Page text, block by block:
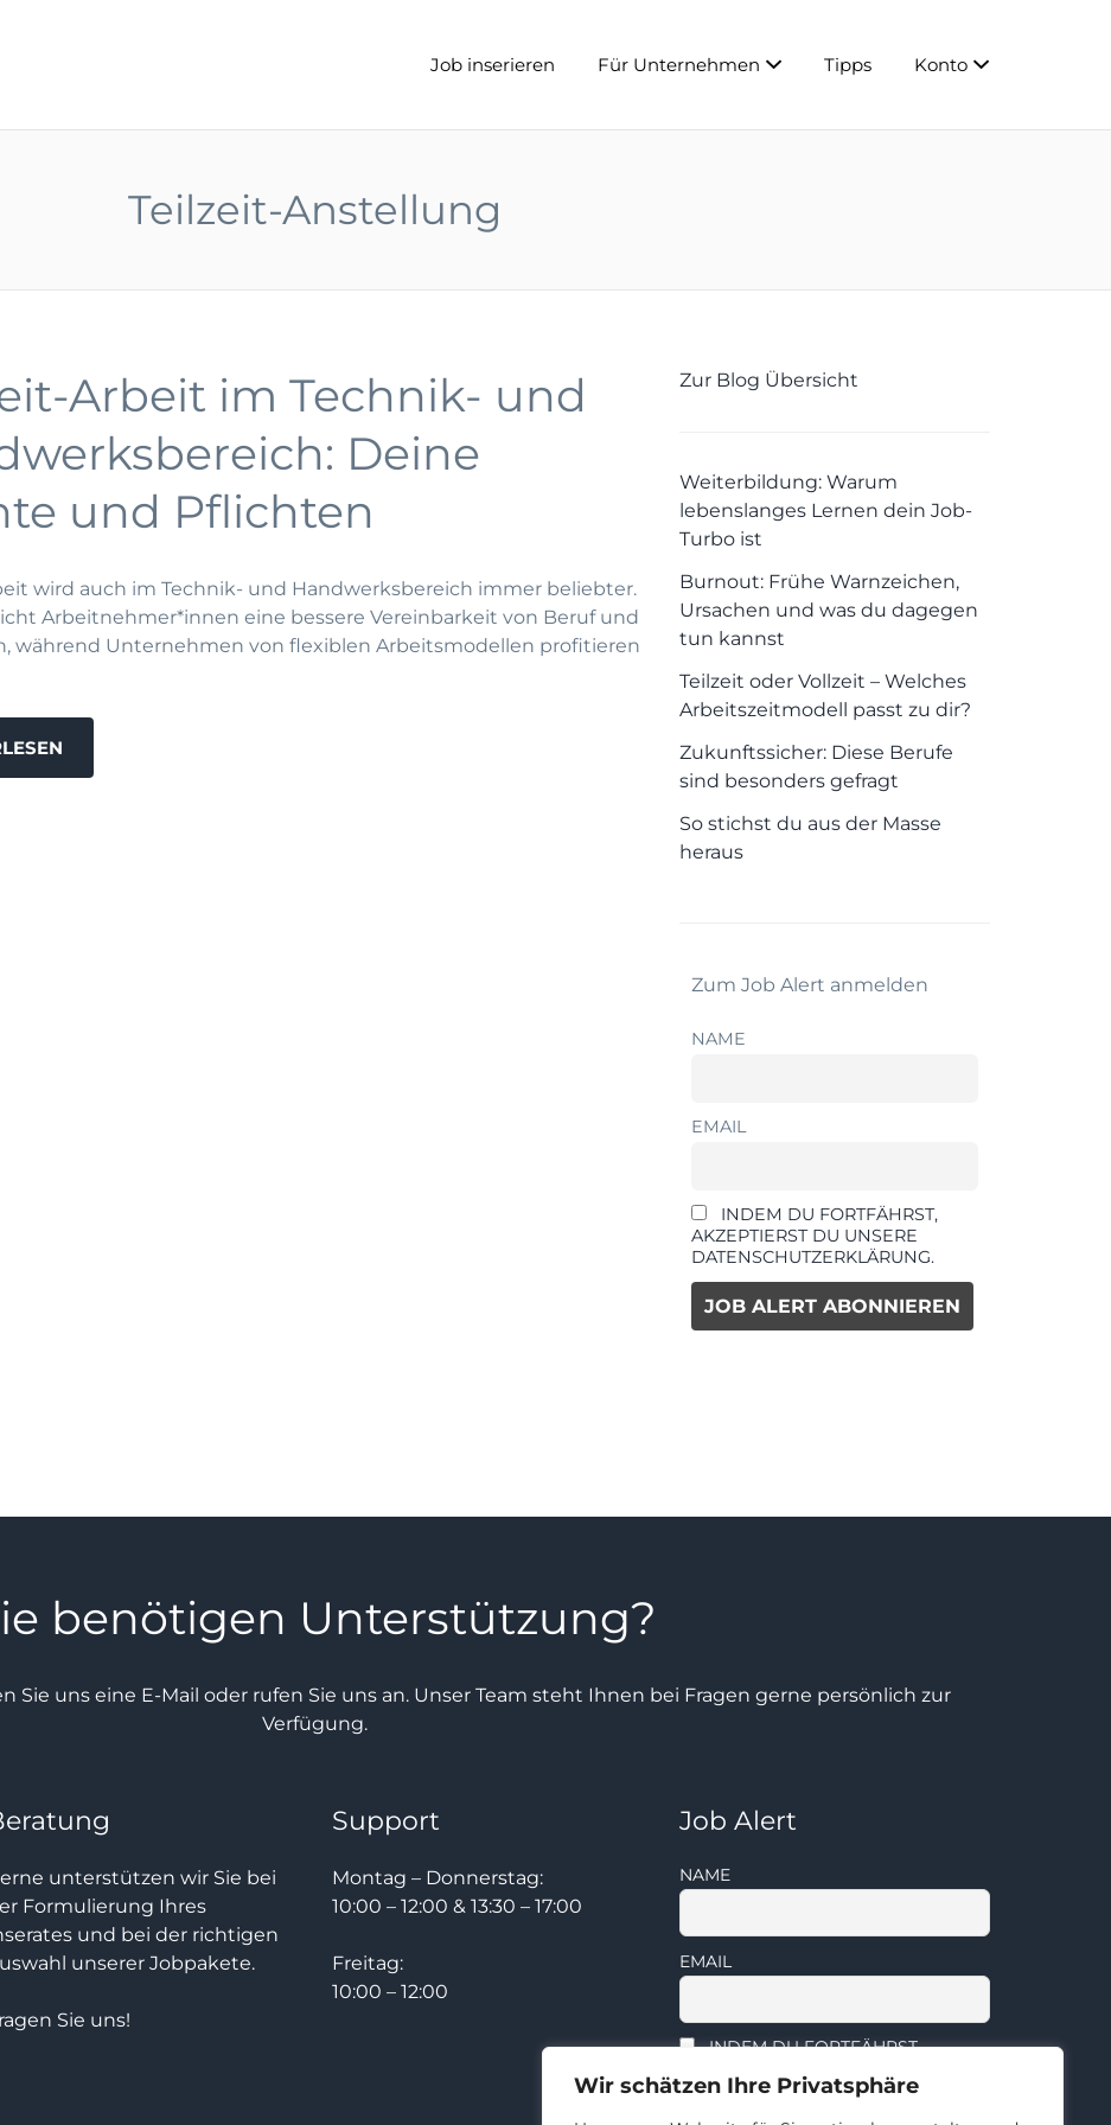
Wir schätzen Ihre Privatsphäre
Job inserieren Für Unternehmen Tipps Konto
Teilzeit-Anstellung
Arbeit im Technik- und
Deine
und Pflichten
wird auch im Technik- und Handwerksbereich immer beliebter.
Arbeitnehmer*innen eine bessere Vereinbarkeit von Beruf und
während Unternehmen von flexiblen Arbeitsmodellen profitieren
Zur Blog Übersicht
Weiterbildung: Warum
lebenslanges Lernen dein Job-
Turbo ist
Burnout: Frühe Warnzeichen,
Ursachen und was du dagegen
tun kannst
Teilzeit oder Vollzeit – Welches
Arbeitszeitmodell passt zu dir?
Zukunftssicher: Diese Berufe
sind besonders gefragt
So stichst du aus der Masse
heraus
Zum Job Alert anmelden
NAME
EMAIL
INDEM DU FORTFÄHRST,
AKZEPTIERST DU UNSERE
DATENSCHUTZERKLÄRUNG.
benötigen Unterstützung?
Sie uns eine E-Mail oder rufen Sie uns an. Unser Team steht Ihnen bei Fragen gerne persönlich zur
Verfügung.
unterstützen wir Sie bei
Formulierung Ihres
und bei der richtigen
unserer Jobpakete.
Sie uns!
Support
Montag – Donnerstag:
10:00 – 12:00 & 13:30 – 17:00
Freitag:
10:00 – 12:00
Job Alert
NAME
EMAIL
INDEM DU FORTFÄHRST,
DATENSCHUTZERKLÄRUNG.